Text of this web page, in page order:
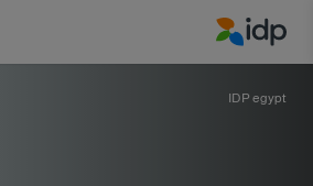
IDP egypt